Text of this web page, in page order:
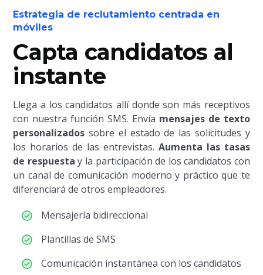
Estrategia de reclutamiento centrada en
móviles
Capta candidatos al
instante
Llega a los candidatos allí donde son más receptivos
con nuestra función SMS. Envía mensajes de texto
personalizadossobre el estado de las solicitudes y
los horarios de las entrevistas. Aumenta las tasas
de respuesta y la participación de los candidatos con
un canal de comunicación moderno y práctico que te
diferenciará de otros empleadores.
Mensajería bidireccional
Plantillas de SMS
Comunicación instantánea con los candidatos